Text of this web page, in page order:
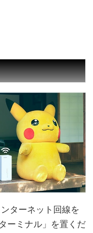
ターネット回線を
ーミナル」を置くだ